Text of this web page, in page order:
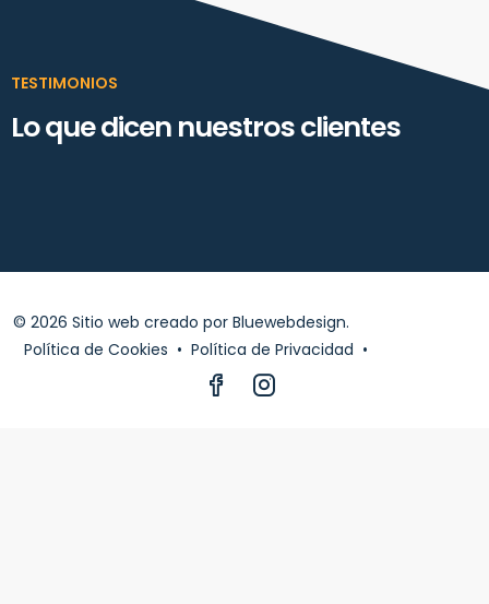
TESTIMONIOS
Lo que dicen nuestros clientes
© 2026 Sitio web creado por Bluewebdesign.
Política de Cookies • Política de Privacidad •